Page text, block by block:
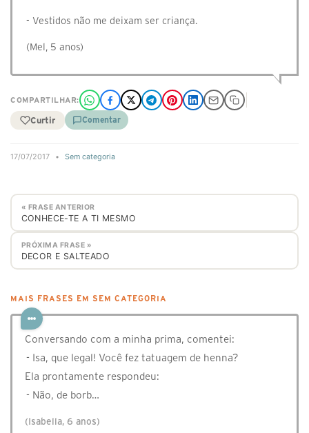
- Vestidos não me deixam ser criança.
(Mel, 5 anos)
COMPARTILHAR:
Curtir Comentar
17/07/2017 • Sem categoria
« FRASE ANTERIOR
CONHECE-TE A TI MESMO
PRÓXIMA FRASE »
DECOR E SALTEADO
MAIS FRASES EM SEM CATEGORIA
Conversando com a minha prima, comentei:
- Isa, que legal! Você fez tatuagem de henna?
Ela prontamente respondeu:
- Não, de borb…
(Isabella, 6 anos)